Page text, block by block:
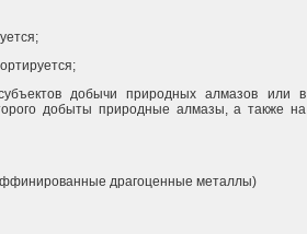
добычи природных алмазов или в
добыты природные алмазы, а также на
драгоценные металлы)